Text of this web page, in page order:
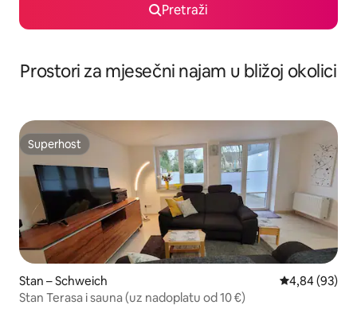
Pretraži
Prostori za mjesečni najam u bližoj okolici
Superhost
Superhost
Stan – Schweich Prosječna
4,84 (93)
Stan Terasa i sauna (uz nadoplatu od 10 €)